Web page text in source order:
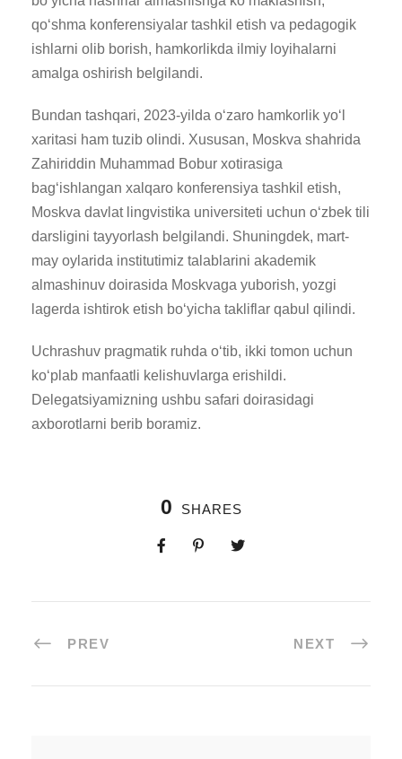
qo‘shma konferensiyalar tashkil etish va pedagogik
ishlarni olib borish, hamkorlikda ilmiy loyihalarni
amalga oshirish belgilandi.
Bundan tashqari, 2023-yilda o‘zaro hamkorlik yo‘l
xaritasi ham tuzib olindi. Xususan, Moskva shahrida
Zahiriddin Muhammad Bobur xotirasiga
bag‘ishlangan xalqaro konferensiya tashkil etish,
Moskva davlat lingvistika universiteti uchun o‘zbek tili
darsligini tayyorlash belgilandi. Shuningdek, mart-
may oylarida institutimiz talablarini akademik
almashinuv doirasida Moskvaga yuborish, yozgi
lagerda ishtirok etish bo‘yicha takliflar qabul qilindi.
Uchrashuv pragmatik ruhda o‘tib, ikki tomon uchun
ko‘plab manfaatli kelishuvlarga erishildi.
Delegatsiyamizning ushbu safari doirasidagi
axborotlarni berib boramiz.
0 SHARES
PREV NEXT